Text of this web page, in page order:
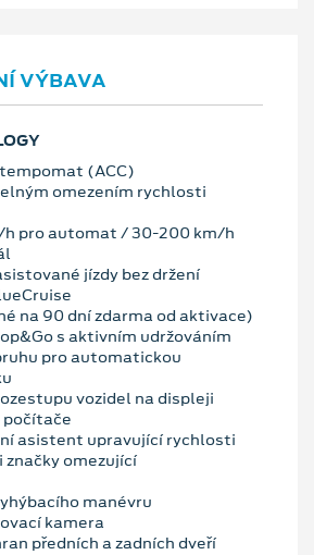
VÝBAVA
(ACC)
omezením rychlosti
pro automat / 30-200 km/h
jízdy bez držení
na 90 dní zdarma od aktivace)
s aktivním udržováním
pro automatickou
vozidel na displeji
asistent upravující rychlosti
značky omezující
manévru
kamera
předních a zadních dveří